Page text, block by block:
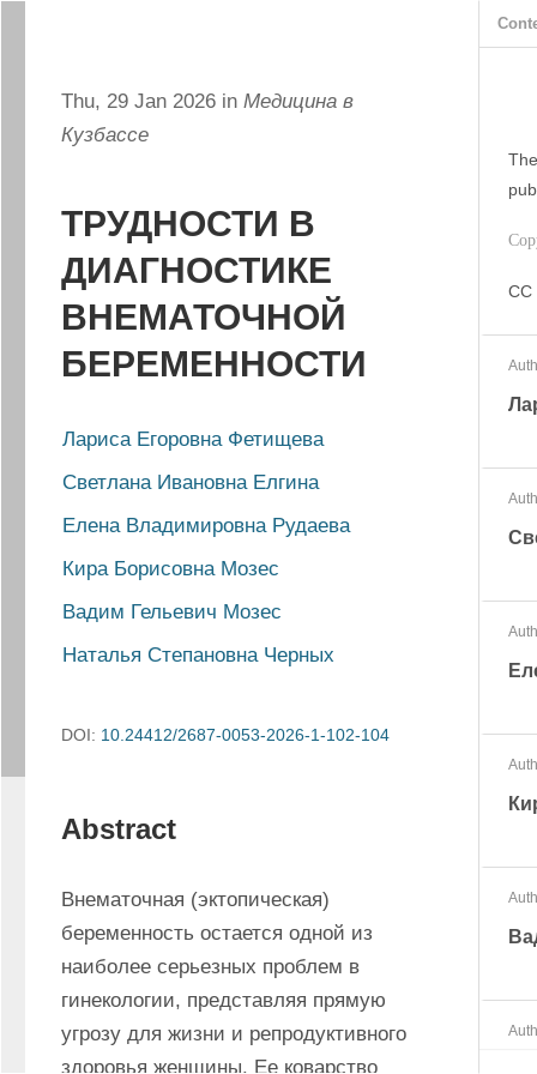
Thu, 29 Jan 2026 in Медицина в
Кузбассе
ТРУДНОСТИ В
ДИАГНОСТИКЕ
ВНЕМАТОЧНОЙ
БЕРЕМЕННОСТИ
Лариса Егоровна Фетищева
Светлана Ивановна Елгина
Елена Владимировна Рудаева
Кира Борисовна Мозес
Вадим Гельевич Мозес
Наталья Степановна Черных
DOI: 10.24412/2687-0053-2026-1-102-104
Abstract
Внематочная (эктопическая)
беременность остается одной из
наиболее серьезных проблем в
гинекологии, представляя прямую
угрозу для жизни и репродуктивного
здоровья женщины. Ее коварство
CC